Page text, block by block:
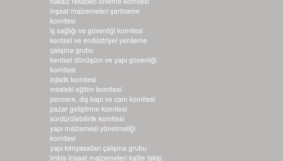
i̇nşaat malzemeleri şartname k
omitesi
i̇ş sağlığı ve güvenliği komitesi
kentsel ve endüstriyel yenileme
çalışma grubu
kentsel dönüşüm ve yapı güvenliği
komitesi
lojistik komitesi
mesleki eğitim komitesi
pencere, dış kapı ve cam komitesi
pazar geliştirme komitesi
sürdürülebilirlik komitesi
yapı malzemesi yönetmeliği
komitesi
yapı kimyasalları çalışma grubu
i̇mkts-i̇nşaat malzemeleri kalite takip si